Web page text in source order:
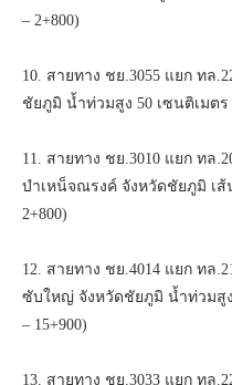
– 2+800)
10. สายทาง ชย.3055 แยก ทล
ชัยภูมิ น้ำท่วมสูง 50 เซนติเมตร
11. สายทาง ชย.3010 แยก ทล
บำเหน็จณรงค์ จังหวัดชัยภูมิ เส้
2+800)
12. สายทาง ชย.4014 แยก ทล
ซับใหญ่ จังหวัดชัยภูมิ น้ำท่วมสูง
– 15+900)
13. สายทาง ชย.3033 แยก ทล